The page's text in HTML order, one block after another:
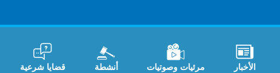
الأخبار مرئيات وصوتيات أنشطة قضايا شرعية